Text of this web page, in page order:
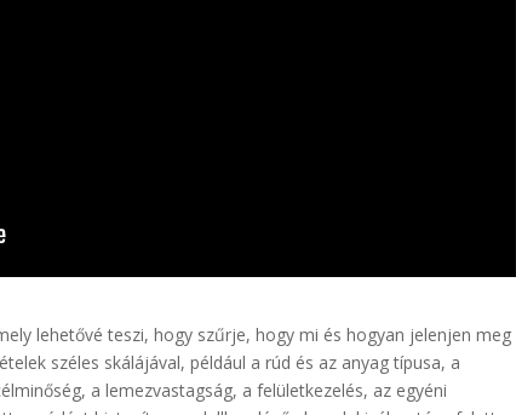
lehetővé teszi, hogy szűrje, hogy mi és hogyan jelenjen meg
széles skálájával, például a rúd és az anyag típusa, a
a lemezvastagság, a felületkezelés, az egyéni